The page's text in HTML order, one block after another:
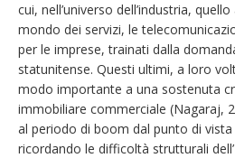
cui, nell’universo dell’industria,
mondo dei servizi, le
per le imprese, trainati dalla
statunitense. Questi ultimi, a loro
modo importante a una sostenuta
immobiliare commerciale (Nagaraj,
al periodo di boom dal punto di vista
ricordando le difficoltà strutturali